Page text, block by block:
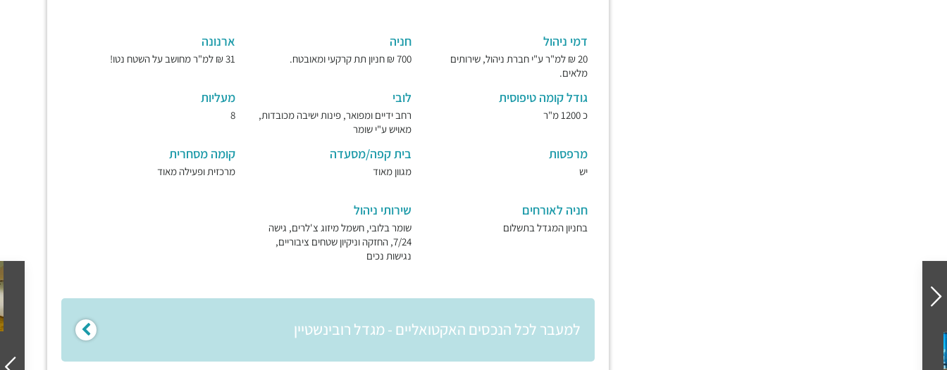
דמי ניהול
20 ₪ למ"ר ע"י חברת ניהול, שירותים
מלאים.
חניה
700 ₪ חניון תת קרקעי ומאובטח.
ארנונה
31 ₪ למ"ר מחושב על השטח נטו!
גודל קומה טיפוסית
כ 1200 מ"ר
לובי
רחב ידיים ומפואר, פינות ישיבה מכובדות,
מאויש ע"י שומר
מעליות
8
מרפסות
יש
בית קפה/מסעדה
מגוון מאוד
קומה מסחרית
מרכזית ופעילה מאוד
חניה לאורחים
בחניון המגדל בתשלום
שירותי ניהול
שומר בלובי, חשמל מיזוג צ'לרים, גישה
7/24, החזקה וניקיון שטחים ציבוריים,
נגישות נכים
למעבר לכל הנכסים האקטואליים - מגדל רובינשטיין